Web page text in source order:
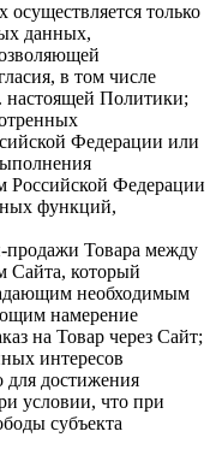
только
данных,
в том числе
настоящей Политики;
Федерации или
Российской Федерации
функций,
продажи Товара между
Сайта, который
необходимым
намерение
на Товар через Сайт;
интересов
для достижения
условии, что при
субъекта